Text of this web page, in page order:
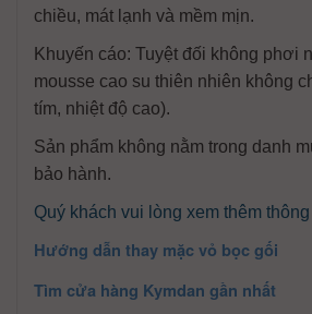
chiều, mát lạnh và mềm mịn.
Khuyến cáo: Tuyệt đối không phơi
mousse cao su thiên nhiên không
tím, nhiệt độ cao).
Sản phẩm không nằm trong danh
bảo hành.
Quý khách vui lòng xem thêm
Hướng dẫn thay mặc vỏ bọc gối
Tìm cửa hàng Kymdan gần nhất